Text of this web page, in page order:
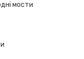
мости